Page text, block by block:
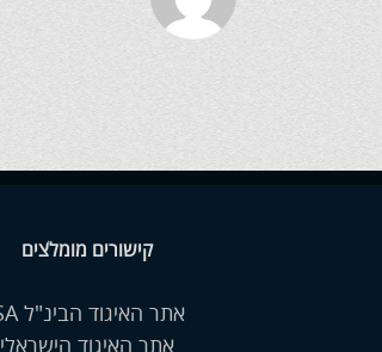
קישורים מומלצים
אתר האיגוד הבינ"ל FISA
אתר האיגוד הישראלי